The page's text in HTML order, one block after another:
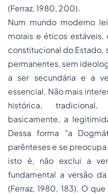
(Ferraz, 1980, 200).
Num mundo moderno
morais e éticos
constitucional do Estado,
permanentes, sem
a ser secundária e a
essencial. Não mais
histórica,
basicamente, a
Dessa forma "a
parênteses e se
isto é, não exclui a
fundamental a versão
(Ferraz, 1980, 183). O